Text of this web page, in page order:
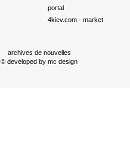
portal
4kiev.com- market
archives de nouvelles
© developed by mc design